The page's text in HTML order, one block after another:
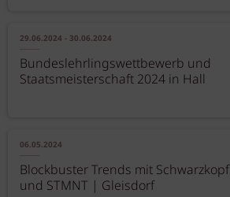
29.06.2024 - 30.06.2024
Bundeslehrlingswettbewerb und
Staatsmeisterschaft 2024 in Hall
06.05.2024
Blockbuster Trends mit Schwarzkopf
und STMNT | Gleisdorf